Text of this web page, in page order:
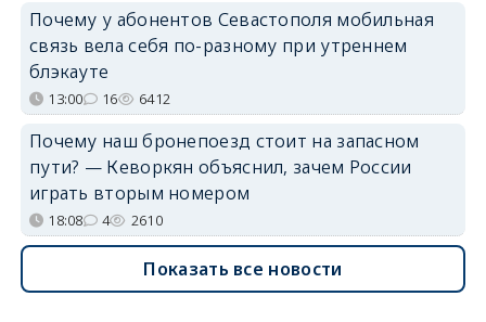
Почему у абонентов Севастополя мобильная
связь вела себя по-разному при утреннем
блэкауте
13:00 16 6412
Почему наш бронепоезд стоит на запасном
пути? — Кеворкян объяснил, зачем России
играть вторым номером
18:08 4 2610
Показать все новости